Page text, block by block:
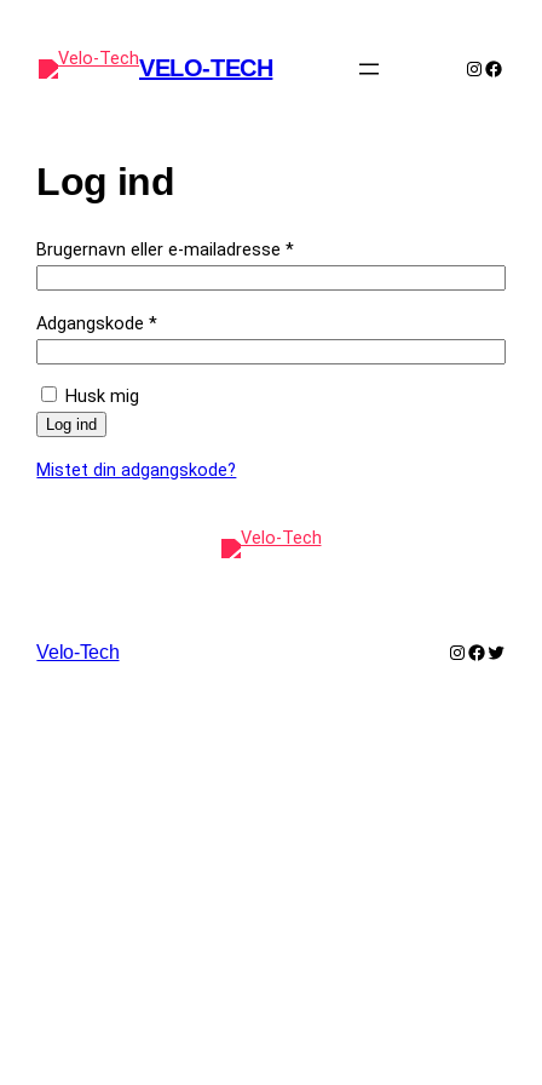
indhold
VELO-TECH
Log ind
Brugernavn eller e-mailadresse*Påkrævet
Adgangskode*Påkrævet
Husk mig
Log ind
Mistet din adgangskode?
Velo-Tech Instagram